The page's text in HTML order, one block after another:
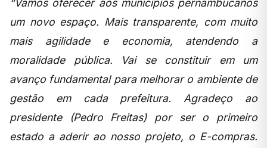
“Vamos oferecer aos municípios pernambucanos
um novo espaço. Mais transparente, com muito
mais agilidade e economia, atendendo a
moralidade pública. Vai se constituir em um
avanço fundamental para melhorar o ambiente de
gestão em cada prefeitura. Agradeço ao
presidente (Pedro Freitas) por ser o primeiro
estado a aderir ao nosso projeto, o E-compras.